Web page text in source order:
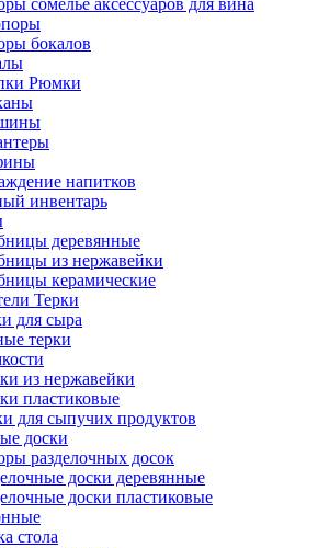
сомелье аксессуаров для вина
бокалов
Рюмки
напитков
инвентарь
деревянные
из нержавейки
керамические
Терки
для сыра
терки
из нержавейки
пластиковые
для сыпучих продуктов
доски
разделочных досок
доски деревянные
доски пластиковые
стола